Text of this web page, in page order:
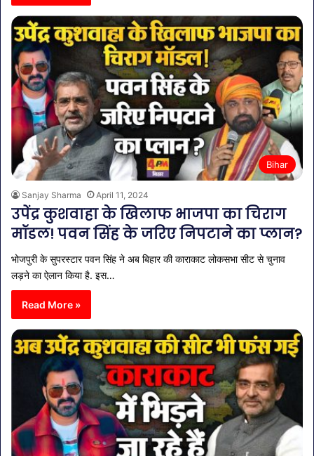
Bihar
Sanjay Sharma April 11, 2024
उपेंद्र कुशवाहा के खिलाफ भाजपा का चिराग
मॉडल! पवन सिंह के जरिए निपटाने का प्लान?
भोजपुरी के सुपरस्टार पवन सिंह ने अब बिहार की काराकाट लोकसभा सीट से चुनाव
लड़ने का ऐलान किया है. इस…
Read More »